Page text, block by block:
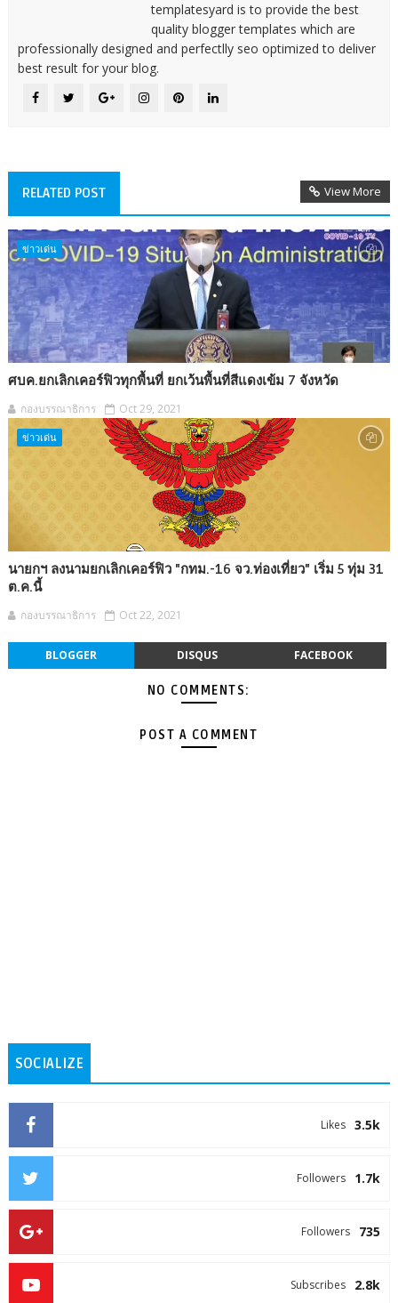
templatesyard is to provide the best
quality blogger templates which are
professionally designed and perfectlly seo optimized to deliver
best result for your blog.
RELATED POST View More
ข่าวเด่น
ศบค.ยกเลิกเคอร์ฟิวทุกพื้นที่ ยกเว้นพื้นที่สีแดงเข้ม 7 จังหวัด
กองบรรณาธิการ Oct 29, 2021
ข่าวเด่น
นายกฯ ลงนามยกเลิกเคอร์ฟิว "กทม.-16 จว.ท่องเที่ยว" เริ่ม 5 ทุ่ม 31
ต.ค.นี้
กองบรรณาธิการ Oct 22, 2021
BLOGGER DISQUS FACEBOOK
NO COMMENTS:
POST A COMMENT
SOCIALIZE
3.5k
Likes
1.7k
Followers
735
Followers
2.8k
Subscribes